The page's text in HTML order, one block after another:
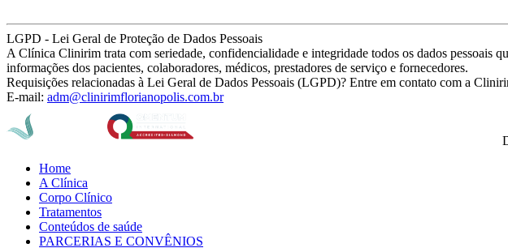
LGPD - Lei Geral de Proteção de Dados Pessoais
A Clínica Clinirim trata com seriedade, confidencialidade e integridade todos os dados pessoais
informações dos pacientes, colaboradores, médicos, prestadores de serviço e fornecedores.
Requisições relacionadas à Lei Geral de Dados Pessoais (LGPD)? Entre em contato com a
E-mail: adm@clinirimflorianopolis.com.br
Home
A Clínica
Corpo Clínico
Tratamentos
Conteúdos de saúde
PARCERIAS E CONVÊNIOS